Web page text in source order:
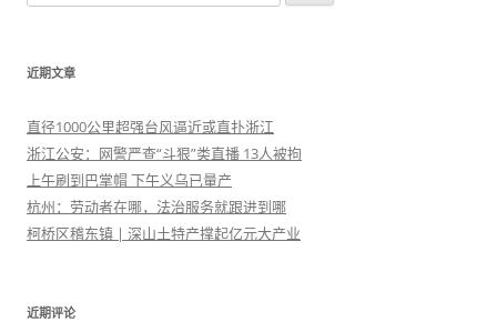
索
近期文章
直径1000公里超强台风逼近或直扑浙江
浙江公安：网警严查“斗狠”类直播 13人被拘
上午刷到巴掌帽 下午义乌已量产
杭州：劳动者在哪，法治服务就跟进到哪
柯桥区稽东镇 | 深山土特产撑起亿元大产业
近期评论